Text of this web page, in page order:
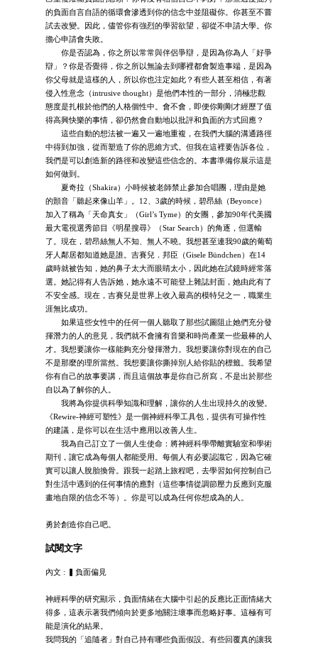
的負面自言自語的循環會滲透到你的信念中並阻礙你。你甚至不嘗
試去改變。因此，儘管你有強烈的學習欲望，卻從不申請大學。你
擔心申請會失敗。
你是否認為，你之所以常常與伴侶爭辯，是因為你為人「好爭
辯」？你是否覺得，你之所以無論去到哪裡都會製造事端，是因為
你父母就是這樣的人，所以你也注定如此？有些人甚至相信，有著
侵入性意念（intrusive thought）是他們本性的一部分，消極悲觀
態度是扎根於他們的人格個性中。會不會，即便你剛剛才經歷了值
得高興快樂的事情，卻仍然會自動地以批評和負面的方式回應？
這些自動的想法被一遍又一遍地重複，在我們大腦的溝通路徑
中得到加強，從而塑造了你的思維方式。但我在這裡要告訴各位，
我們是可以創造新的路徑和改變這些信念的。本書準備你展示這是
如何做到。
夏奇拉（Shakira）小時候被老師禁止參加合唱團，理由是她
的顫音「聽起來像山羊」。12、3歲的時候，碧昂絲（Beyonce）
加入了稱為「天命真女」（Girl’s Tyme）的女團，參加90年代美國
最大電視選秀節目《明星搜尋》（Star Search）的角逐，但選輸
了。現在，碧昂絲無人不知、無人不曉。我想甚至連我90歲的葡萄
牙人鄰居都知道她是誰。吉賽兒．邦臣（Gisele Bündchen）在14
歲時就被告知，她的鼻子太大而眼睛太小，因此她在試鏡時經常落
選。她記得有人告訴她，她永遠不可能登上雜誌封面，她由此有了
不安全感。現在，吉賽兒是世界上收入最高的模特兒之一，職業生
涯無比成功。
如果這些女性中的任何一個人聽取了那些試圖阻止她們充分發
揮潛力的人的意見，我們就不會擁有音樂和時尚產業一些最棒的人
才。我想要讓你一樣能夠充分發揮潛力。我想要讓你對現在的自己
不是那麼的理所當然。我想要讓你撕掉別人給你貼的標籤。我希望
你有自己的故事要講，而且這個故事是你自己所寫，不是出於那些
自以為了解你的人。
我將為你提供科學知識和理解，讓你的人生出現持久的改變。
《Rewire-神經可塑性》是一個神經科學工具包，提供有可操作性
的建議，是你可以在生活中應用以改善人生。
我為自己訂立了一個人生使命：將神經科學帶離實驗室和學術
期刊，讓它成為每個人都能受用。每個人有必要認識它，因為它確
實可以讓人脫胎換骨。跟我一起踏上旅程吧，去學習如何控制自己
對生活中遇到的任何事情的應對（這些事情從調節壓力反應到克服
畫地自限的信念不等）。你是可以成為任何你想成為的人。
勇於創造你自己吧。
試閱文字
內文 : ▍負面偏見
神經科學的研究顯示，負面情緒在大腦中引起的反應比正面情緒大
得多，這表示著我們傾向於更多地關注壞事而忽略好事。這極有可
能是演化的結果。
我問我的「追隨者」對自己持有哪些負面假設。有些回覆真的讓我